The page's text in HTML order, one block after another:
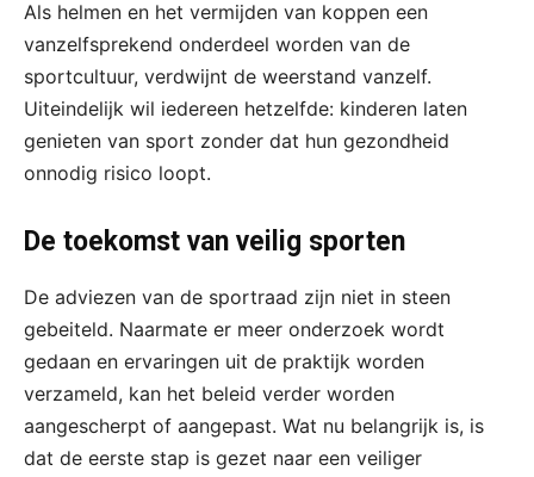
Als helmen en het vermijden van koppen een
vanzelfsprekend onderdeel worden van de
sportcultuur, verdwijnt de weerstand vanzelf.
Uiteindelijk wil iedereen hetzelfde: kinderen laten
genieten van sport zonder dat hun gezondheid
onnodig risico loopt.
De toekomst van veilig sporten
De adviezen van de sportraad zijn niet in steen
gebeiteld. Naarmate er meer onderzoek wordt
gedaan en ervaringen uit de praktijk worden
verzameld, kan het beleid verder worden
aangescherpt of aangepast. Wat nu belangrijk is, is
dat de eerste stap is gezet naar een veiliger